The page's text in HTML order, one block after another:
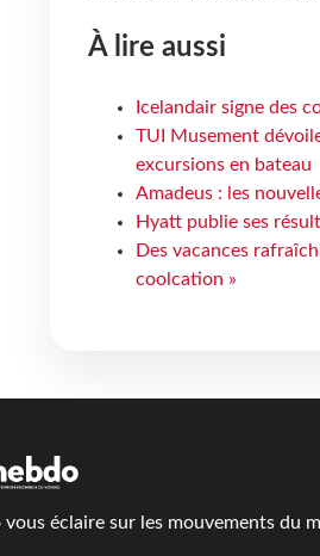
À lire aussi
Icelandair signe des
TUI Musement
excursions en bateau
Amadeus : les
Hyatt publie ses
Des vacances
coolcation »
vous éclaire sur les mouvements du